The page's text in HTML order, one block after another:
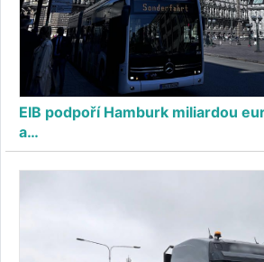
EIB podpoří Hamburk miliardou
a…